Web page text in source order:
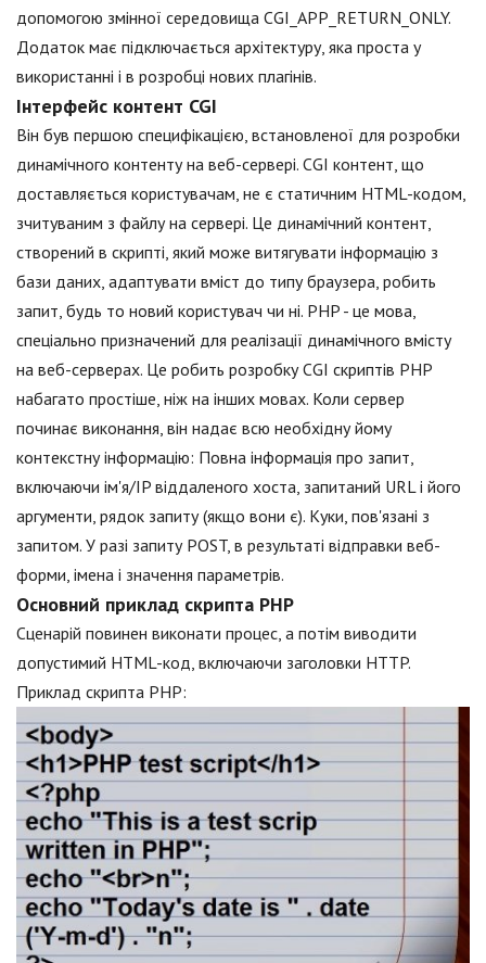
допомогою змінної середовища CGI_APP_RETURN_ONLY.
Додаток має підключається архітектуру, яка проста у
використанні і в розробці нових плагінів.
Інтерфейс контент CGI
Він був першою специфікацією, встановленої для розробки
динамічного контенту на веб-сервері. CGI контент, що
доставляється користувачам, не є статичним HTML-кодом,
зчитуваним з файлу на сервері. Це динамічний контент,
створений в скрипті, який може витягувати інформацію з
бази даних, адаптувати вміст до типу браузера, робить
запит, будь то новий користувач чи ні. PHP - це мова,
спеціально призначений для реалізації динамічного вмісту
на веб-серверах. Це робить розробку CGI скриптів PHP
набагато простіше, ніж на інших мовах. Коли сервер
починає виконання, він надає всю необхідну йому
контекстну інформацію: Повна інформація про запит,
включаючи ім'я/IP віддаленого хоста, запитаний URL і його
аргументи, рядок запиту (якщо вони є). Куки, пов'язані з
запитом. У разі запиту POST, в результаті відправки веб-
форми, імена і значення параметрів.
Основний приклад скрипта PHP
Сценарій повинен виконати процес, а потім виводити
допустимий HTML-код, включаючи заголовки HTTP.
Приклад скрипта PHP: